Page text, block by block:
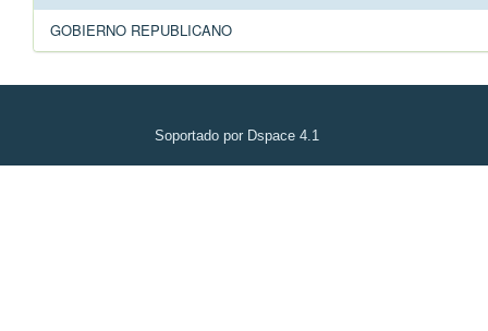
GOBIERNO REPUBLICANO
Soportado por Dspace 4.1